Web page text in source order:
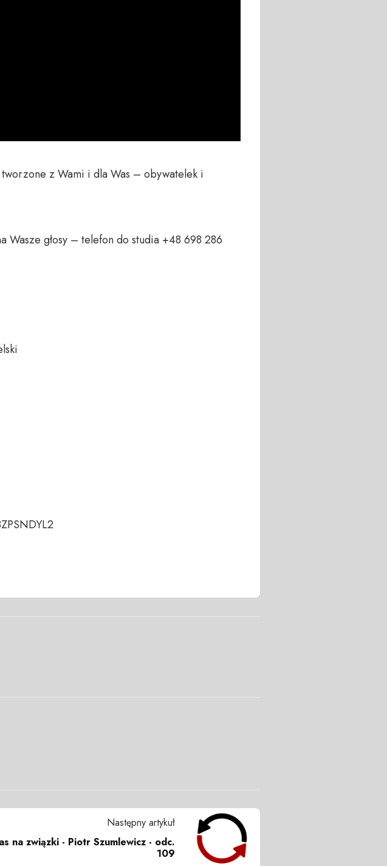
z Wami i dla Was – obywatelek i
Wasze głosy – telefon do studia +48 698 286
Następny artykuł
na związki - Piotr Szumlewicz - odc.
109